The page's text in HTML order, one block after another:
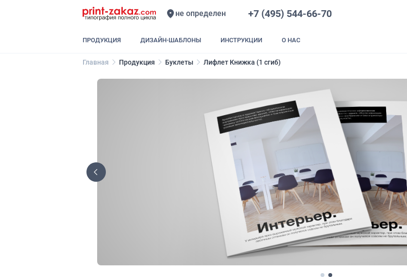
не определен +7 (495) 544-66-70
ПРОДУКЦИЯ ДИЗАЙН-ШАБЛОНЫ ИНСТРУКЦИИ О НАС
Главная Продукция Буклеты Лифлет Книжка (1 сгиб)